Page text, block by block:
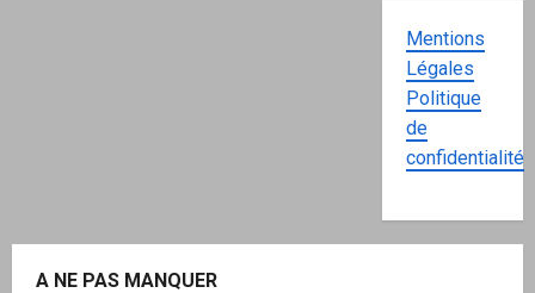
Mentions
Légales
Politique
de
confidentialité
A NE PAS MANQUER